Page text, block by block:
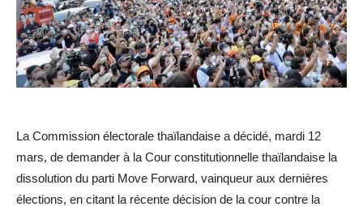
La Commission électorale thaïlandaise a décidé, mardi 12
mars, de demander à la Cour constitutionnelle thaïlandaise la
dissolution du parti Move Forward, vainqueur aux dernières
élections, en citant la récente décision de la cour contre la